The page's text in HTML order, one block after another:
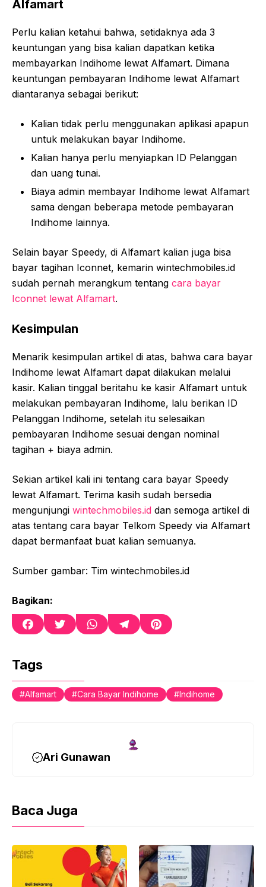
Alfamart
Perlu kalian ketahui bahwa, setidaknya ada 3
keuntungan yang bisa kalian dapatkan ketika
membayarkan Indihome lewat Alfamart. Dimana
keuntungan pembayaran Indihome lewat Alfamart
diantaranya sebagai berikut:
Kalian tidak perlu menggunakan aplikasi apapun
untuk melakukan bayar Indihome.
Kalian hanya perlu menyiapkan ID Pelanggan
dan uang tunai.
Biaya admin membayar Indihome lewat Alfamart
sama dengan beberapa metode pembayaran
Indihome lainnya.
Selain bayar Speedy, di Alfamart kalian juga bisa
bayar tagihan Iconnet, kemarin wintechmobiles.id
sudah pernah merangkum tentang cara bayar
Iconnet lewat Alfamart.
Kesimpulan
Menarik kesimpulan artikel di atas, bahwa cara bayar
Indihome lewat Alfamart dapat dilakukan melalui
kasir. Kalian tinggal beritahu ke kasir Alfamart untuk
melakukan pembayaran Indihome, lalu berikan ID
Pelanggan Indihome, setelah itu selesaikan
pembayaran Indihome sesuai dengan nominal
tagihan + biaya admin.
Sekian artikel kali ini tentang cara bayar Speedy
lewat Alfamart. Terima kasih sudah bersedia
mengunjungi wintechmobiles.id dan semoga artikel di
atas tentang cara bayar Telkom Speedy via Alfamart
dapat bermanfaat buat kalian semuanya.
Sumber gambar: Tim wintechmobiles.id
Bagikan:
F
e
b
o
o
T
t
e
r
W
A
p
T
r
a
P
r
e
Tags
Alfamart Cara Bayar Indihome Indihome
Ari Gunawan
Baca Juga